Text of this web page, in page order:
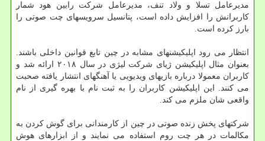
مدیرعامل تسلا و ولاد تنف، مدیرعامل شرکت رابین هود شمار
کاربرانش را افزایش داده است، پتانسیل سرویسهای چت صوتی را
بارز کرده است.
انتظار می رود اپلیکیشنهای مشابه در چین تابع قوانین داخلی باشند.
بعنوان مثال اپلیکیشن ژیای شرکت لیژی در سال ۲۰۱۸ ارائه شد و
کاربران معمولا درباره بازیهای ویدیویی یا آهنگهای انتشار یافته صحبت
می کنند. این اپلیکیشن کاربران را به ثبت نام با بهره گیری از نام
واقعی شان ملزم می کند.
شرکتهای پخش زنده صوتی در چین از کارمندانی برای گوش کردن به
مکالمات در هر چت روم استفاده می نمایند و از ابزارهای هوش